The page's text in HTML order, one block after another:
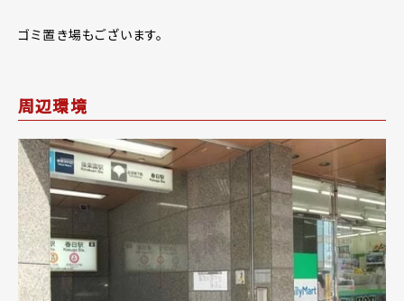
ゴミ置き場もございます。
周辺環境